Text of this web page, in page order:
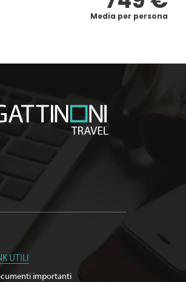
Media per persona
UTILI
importanti